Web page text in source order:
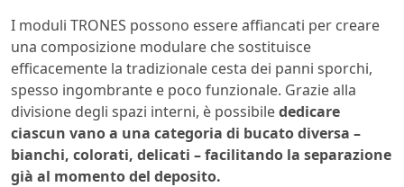
I moduli TRONES possono essere affiancati per creare
una composizione modulare che sostituisce
efficacemente la tradizionale cesta dei panni sporchi,
spesso ingombrante e poco funzionale. Grazie alla
divisione degli spazi interni, è possibilededicare
ciascun vano a una categoria di bucato diversa –
bianchi, colorati, delicati – facilitando la separazione
già al momento del deposito.